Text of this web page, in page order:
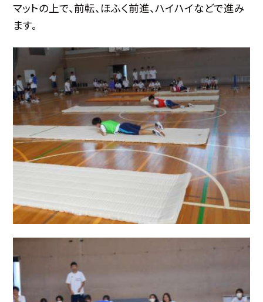
マットの上で、前転、ほふく前進、ハイハイなどで進み
ます。